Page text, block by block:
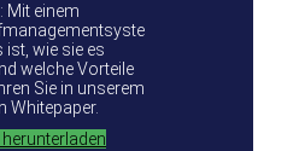
Mit einem
ist, wie sie es
welche Vorteile
Sie in unserem
Whitepaper.